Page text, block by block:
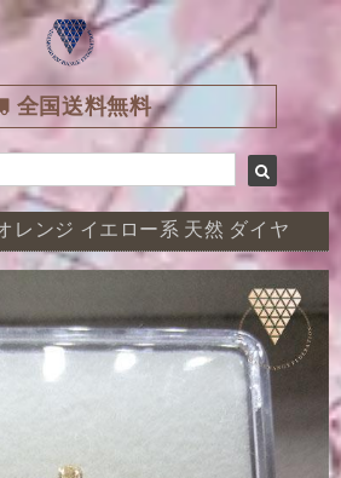
全国送料無料
レンジ イエロー系 天然 ダイヤ